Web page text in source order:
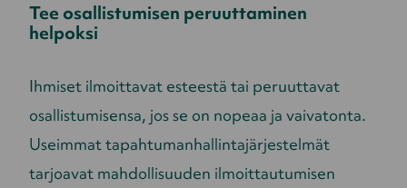
Tee osallistumisen peruuttaminen
helpoksi
Ihmiset ilmoittavat esteestä tai peruuttavat
osallistumisensa, jos se on nopeaa ja vaivatonta.
Useimmat tapahtumanhallintajärjestelmät
tarjoavat mahdollisuuden ilmoittautumisen